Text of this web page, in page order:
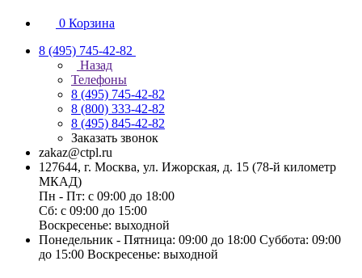
0 Корзина
8 (495) 745-42-82
Назад
Телефоны
8 (495) 745-42-82
8 (800) 333-42-82
8 (495) 845-42-82
Заказать звонок
zakaz@ctpl.ru
127644, г. Москва, ул. Ижорская, д. 15 (78-й километр
МКАД)
Пн - Пт: с 09:00 до 18:00
Сб: с 09:00 до 15:00
Воскресенье: выходной
Понедельник - Пятница: 09:00 до 18:00 Суббота: 09:00
до 15:00 Воскресенье: выходной